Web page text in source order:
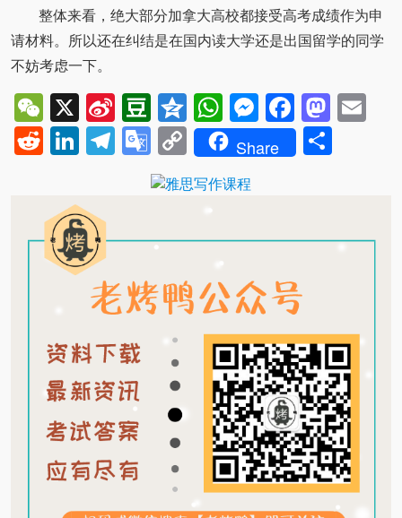
整体来看，绝大部分加拿大高校都接受高考成绩作为申
请材料。所以还在纠结是在国内读大学还是出国留学的同学
不妨考虑一下。
WeChat
X Sina
Weibo
Douban
Qzone
WhatsApp
Messenger
Reddit
LinkedIn
Telegram
Google
Translate
Copy
Link
Share